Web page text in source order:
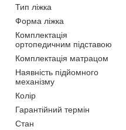
Тип ліжка
Форма ліжка
Комплектація
ортопедичним підставою
Комплектація матрацом
Наявність підйомного
механізму
Колір
Гарантійний термін
Стан